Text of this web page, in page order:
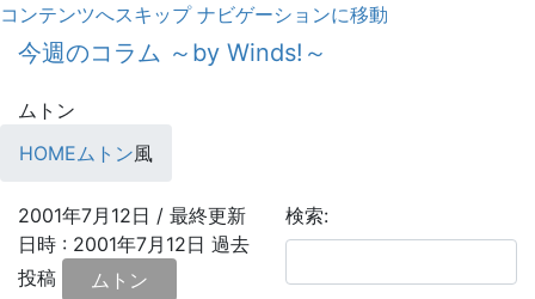
コンテンツへスキップ ナビゲーションに移動
今週のコラム ～by Winds!～
ムトン
HOMEムトン風
2001年7月12日 / 最終更新
日時 : 2001年7月12日 過去
投稿
ムトン
検索: